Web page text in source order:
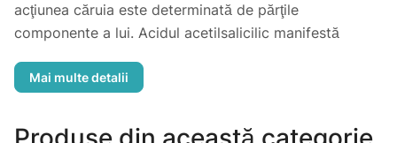
acţiunea căruia este determinată de părţile
componente a lui. Acidul acetilsalicilic manifestă
durerea, în special cauzată de procesele inflamatorii,
formarea trombilor, ameliorează microcirculaţia în